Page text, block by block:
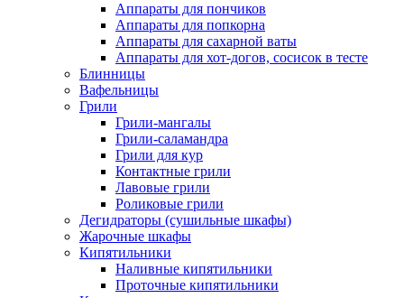
Аппараты для пончиков
Аппараты для попкорна
Аппараты для сахарной ваты
Аппараты для хот-догов, сосисок в тесте
Блинницы
Вафельницы
Грили
Грили-мангалы
Грили-саламандра
Грили для кур
Контактные грили
Лавовые грили
Роликовые грили
Дегидраторы (сушильные шкафы)
Жарочные шкафы
Кипятильники
Наливные кипятильники
Проточные кипятильники